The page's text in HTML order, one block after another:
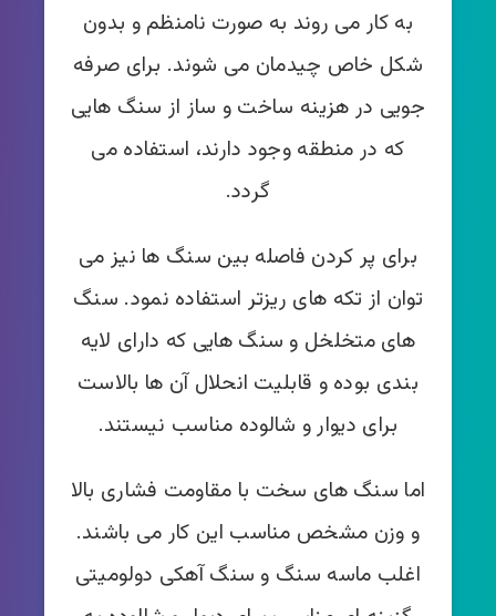
به کار می روند به صورت نامنظم و بدون
شکل خاص چیدمان می شوند. برای صرفه
جویی در هزینه ساخت و ساز از سنگ هایی
که در منطقه وجود دارند، استفاده می
گردد.
برای پر کردن فاصله بین سنگ ها نیز می
توان از تکه های ریزتر استفاده نمود. سنگ
های متخلخل و سنگ هایی که دارای لایه
بندی بوده و قابلیت انحلال آن ها بالاست
برای دیوار و شالوده مناسب نیستند.
اما سنگ های سخت با مقاومت فشاری بالا
و وزن مشخص مناسب این کار می باشند.
اغلب ماسه سنگ و سنگ آهکی دولومیتی